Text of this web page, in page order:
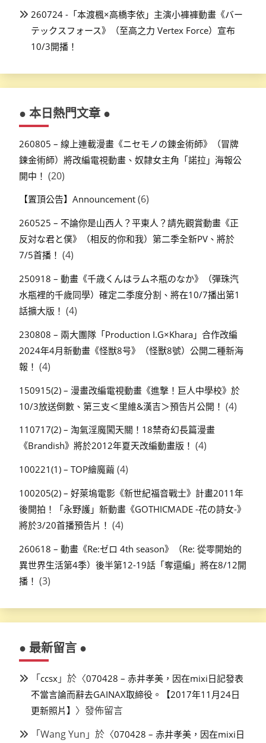
260724 -「本渡楓×高橋李依」主演小褲褲動畫《バー
テックスフォース》（至高之力 Vertex Force）宣布
10/3開播！
● 本日熱門文章 ●
260805 – 線上連載漫畫《ニセモノの錬金術師》（冒牌
鍊金術師）將改編電視動畫、奴隸女主角「諾拉」海報公
開中！ (20)
【置頂公告】Announcement (6)
260525 – 不論你是山西人？平東人？請先觀賞動畫《正
反対な君と僕》（相反的你和我）第二季全新PV、將於
7/5首播！ (4)
250918 – 動畫《千歳くんはラムネ瓶のなか》（彈珠汽
水瓶裡的千歲同學）確定二季度分割、將在10/7播出第1
話擴大版！ (4)
230808 – 兩大團隊「Production I.G×Khara」合作改編
2024年4月新動畫《怪獣8号》（怪獸8號）公開二種新海
報！ (4)
150915(2) – 漫畫改編電視動畫《進撃！巨人中學校》於
10/3放送倒數、第三支＜里維&漢吉＞預告片公開！ (4)
110717(2) – 淘氣淫魔闖天關！18禁奇幻長篇漫畫
《Brandish》將於2012年夏天改編動畫版！ (4)
100221(1) – TOP繪魔繭 (4)
100205(2) – 好萊塢電影《新世紀福音戰士》計畫2011年
後開拍！「永野護」新動畫《GOTHICMADE -花の詩女-》
將於3/20首播預告片！ (4)
260618 – 動畫《Re:ゼロ 4th season》（Re: 從零開始的
異世界生活第4季）後半第12-19話「奪還編」將在8/12開
播！ (3)
● 最新留言 ●
「ccsx 」於〈070428 – 赤井孝美，因在mixi日記發表
不當言論而辭去GAINAX取締役。【2017年11月24日
更新照片】 〉發佈留言
「Wang Yun 」於〈070428 – 赤井孝美，因在mixi日